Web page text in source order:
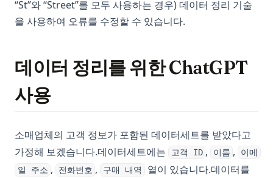
“St”와 “Street”를 모두 사용하는 경우) 데이터 정리 기술
을 사용하여 오류를 수정할 수 있습니다.
데이터 정리를 위한 ChatGPT
사용
소매업체의 고객 정보가 포함된 데이터세트를 받았다고
가정해 보겠습니다.데이터세트에는
고객 ID , 이름 ,
이메
일 주소 , 전화번호 , 구매 내역
열이 있습니다.데이터를